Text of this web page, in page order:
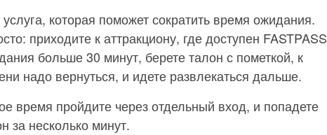
которая поможет сократить время ожидания.
приходите к аттракциону, где доступен FASTPASS
больше 30 минут, берете талон с пометкой, к
надо вернуться, и идете развлекаться дальше.
время пройдите через отдельный вход, и попадете
за несколько минут.